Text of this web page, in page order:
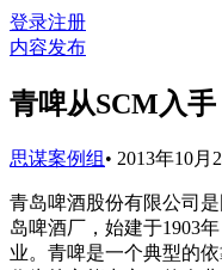
登录注册
内容发布
青啤从SCM入
思谋案例组 • 2013年10月
青岛啤酒股份有限公司
岛啤酒厂，始建于1903
业。青啤是一个典型的